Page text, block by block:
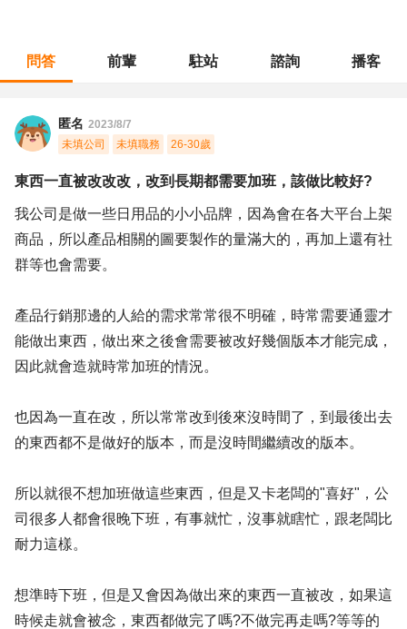
問答 前輩 駐站 諮詢 播客
匿名 2023/8/7
未填公司
未填職務 26-30歲
東西一直被改改改，改到長期都需要加班，該做比較好?
我公司是做一些日用品的小小品牌，因為會在各大平台上架
商品，所以產品相關的圖要製作的量滿大的，再加上還有社
群等也會需要。
產品行銷那邊的人給的需求常常很不明確，時常需要通靈才
能做出東西，做出來之後會需要被改好幾個版本才能完成，
因此就會造就時常加班的情況。
也因為一直在改，所以常常改到後來沒時間了，到最後出去
的東西都不是做好的版本，而是沒時間繼續改的版本。
所以就很不想加班做這些東西，但是又卡老闆的"喜好"，公
司很多人都會很晚下班，有事就忙，沒事就瞎忙，跟老闆比
耐力這樣。
想準時下班，但是又會因為做出來的東西一直被改，如果這
時候走就會被念，東西都做完了嗎?不做完再走嗎?等等的